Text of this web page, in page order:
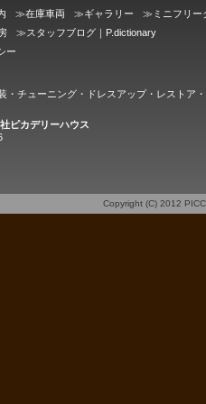
≫在庫車両 ≫ギャラリー ≫ ミニフリー
≫スタッフブログ｜P.dictionary
ー
・チューニング・ドレスアップ・レストア
ピカデリーハウス
Copyright (C) 2012